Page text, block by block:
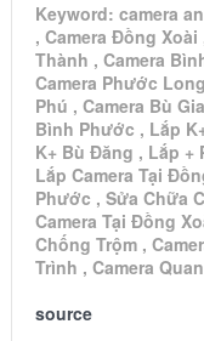
Keyword: camera
, Camera Đồng
Thành , Camera
Camera Phước
Phú , Camera Bù
Bình Phước , Lắp
K+ Bù Đăng , Lắp +
Lắp Camera Tại
Phước , Sửa Chữa
Camera Tại Đồng
Chống Trộm ,
Trình , Camera
source